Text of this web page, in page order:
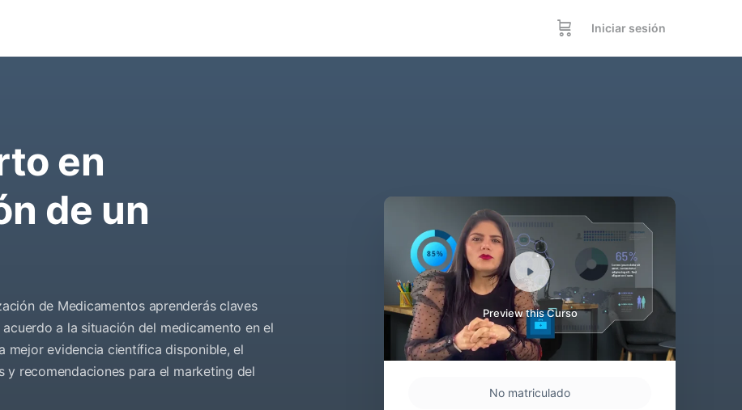
Iniciar sesión
en
de un
de Medicamentos aprenderás claves
a la situación del medicamento en el
mejor evidencia científica disponible, el
recomendaciones para el marketing del
Preview this Curso
No matriculado